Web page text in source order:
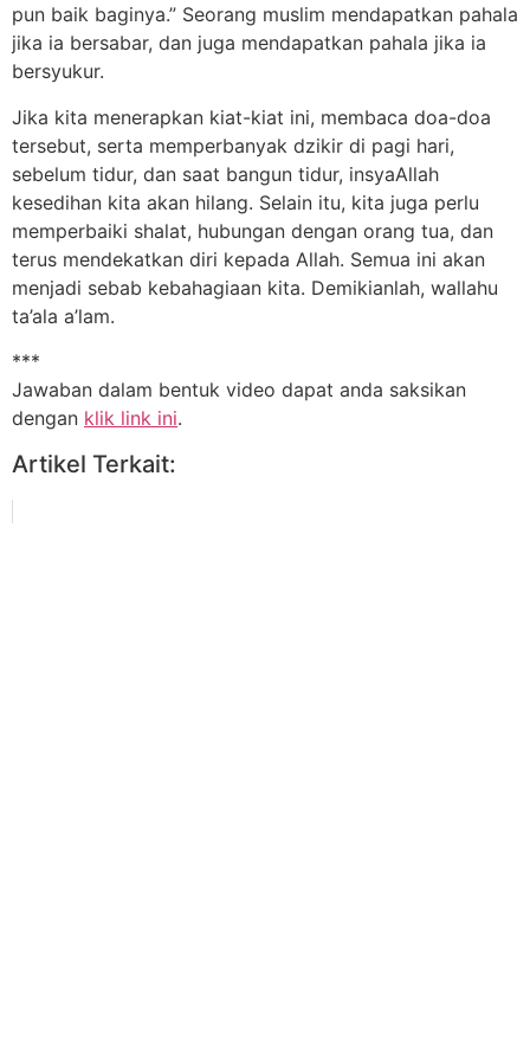
pun baik baginya.” Seorang muslim mendapatkan pahala
jika ia bersabar, dan juga mendapatkan pahala jika ia
bersyukur.
Jika kita menerapkan kiat-kiat ini, membaca doa-doa
tersebut, serta memperbanyak dzikir di pagi hari,
sebelum tidur, dan saat bangun tidur, insyaAllah
kesedihan kita akan hilang. Selain itu, kita juga perlu
memperbaiki shalat, hubungan dengan orang tua, dan
terus mendekatkan diri kepada Allah. Semua ini akan
menjadi sebab kebahagiaan kita. Demikianlah, wallahu
ta’ala a’lam.
***
Jawaban dalam bentuk video dapat anda saksikan
dengan klik link ini.
Artikel Terkait: